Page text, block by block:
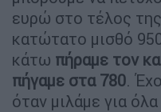
ευρώ στο τέλος
κατώτατο μισθό
κάτω πήραμε τον
πήγαμε στα 780.
όταν μιλάμε για